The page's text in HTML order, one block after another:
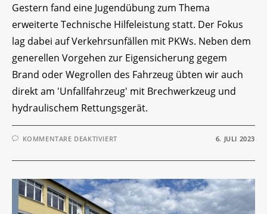
Gestern fand eine Jugendübung zum Thema
erweiterte Technische Hilfeleistung statt. Der Fokus
lag dabei auf Verkehrsunfällen mit PKWs. Neben dem
generellen Vorgehen zur Eigensicherung gegem
Brand oder Wegrollen des Fahrzeug übten wir auch
direkt am 'Unfallfahrzeug' mit Brechwerkzeug und
hydraulischem Rettungsgerät.
KOMMENTARE DEAKTIVIERTFÜR
THL
6. JULI 2023